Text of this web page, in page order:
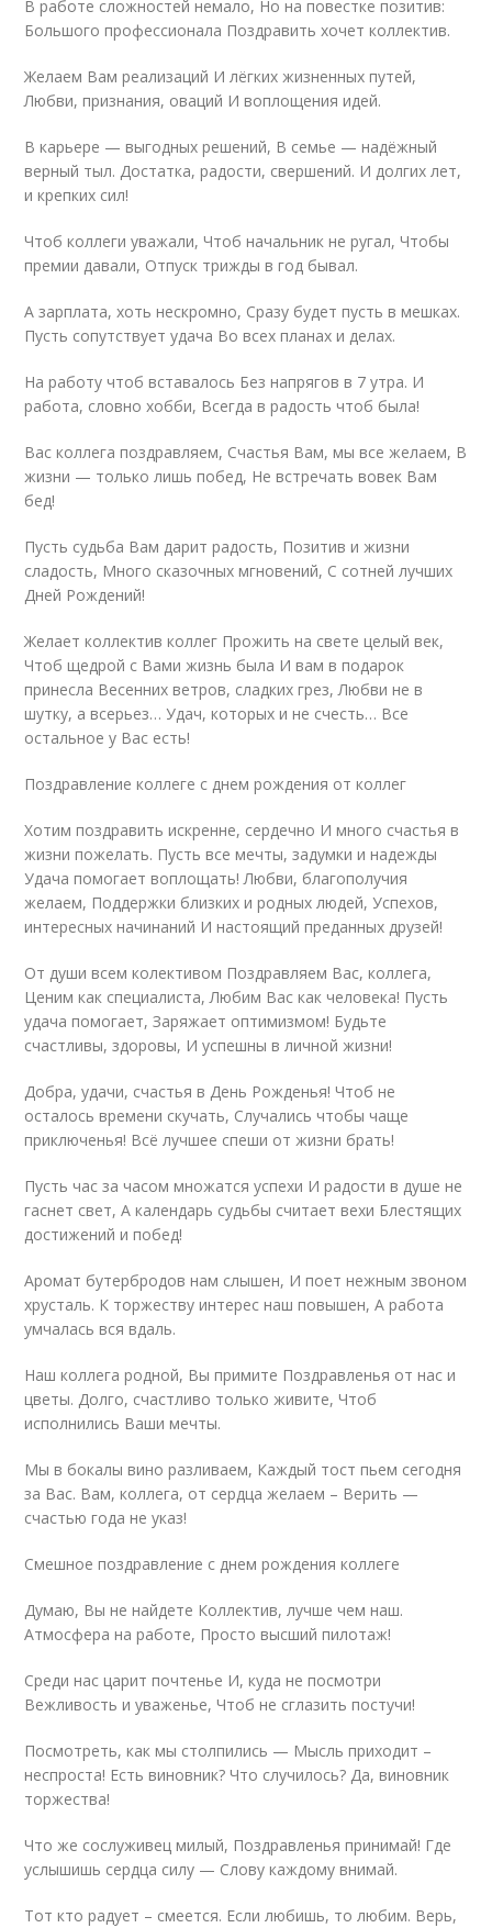
В работе сложностей немало, Но на повестке позитив:
Большого профессионала Поздравить хочет коллектив.
Желаем Вам реализаций И лёгких жизненных путей,
Любви, признания, оваций И воплощения идей.
В карьере — выгодных решений, В семье — надёжный
верный тыл. Достатка, радости, свершений. И долгих лет,
и крепких сил!
Чтоб коллеги уважали, Чтоб начальник не ругал, Чтобы
премии давали, Отпуск трижды в год бывал.
А зарплата, хоть нескромно, Сразу будет пусть в мешках.
Пусть сопутствует удача Во всех планах и делах.
На работу чтоб вставалось Без напрягов в 7 утра. И
работа, словно хобби, Всегда в радость чтоб была!
Вас коллега поздравляем, Счастья Вам, мы все желаем, В
жизни — только лишь побед, Не встречать вовек Вам
бед!
Пусть судьба Вам дарит радость, Позитив и жизни
сладость, Много сказочных мгновений, С сотней лучших
Дней Рождений!
Желает коллектив коллег Прожить на свете целый век,
Чтоб щедрой с Вами жизнь была И вам в подарок
принесла Весенних ветров, сладких грез, Любви не в
шутку, а всерьез… Удач, которых и не счесть… Все
остальное у Вас есть!
Поздравление коллеге с днем рождения от коллег
Хотим поздравить искренне, сердечно И много счастья в
жизни пожелать. Пусть все мечты, задумки и надежды
Удача помогает воплощать! Любви, благополучия
желаем, Поддержки близких и родных людей, Успехов,
интересных начинаний И настоящий преданных друзей!
От души всем колективом Поздравляем Вас, коллега,
Ценим как специалиста, Любим Вас как человека! Пусть
удача помогает, Заряжает оптимизмом! Будьте
счастливы, здоровы, И успешны в личной жизни!
Добра, удачи, счастья в День Рожденья! Чтоб не
осталось времени скучать, Случались чтобы чаще
приключенья! Всё лучшее спеши от жизни брать!
Пусть час за часом множатся успехи И радости в душе не
гаснет свет, А календарь судьбы считает вехи Блестящих
достижений и побед!
Аромат бутербродов нам слышен, И поет нежным звоном
хрусталь. К торжеству интерес наш повышен, А работа
умчалась вся вдаль.
Наш коллега родной, Вы примите Поздравленья от нас и
цветы. Долго, счастливо только живите, Чтоб
исполнились Ваши мечты.
Мы в бокалы вино разливаем, Каждый тост пьем сегодня
за Вас. Вам, коллега, от сердца желаем – Верить —
счастью года не указ!
Смешное поздравление с днем рождения коллеге
Думаю, Вы не найдете Коллектив, лучше чем наш.
Атмосфера на работе, Просто высший пилотаж!
Среди нас царит почтенье И, куда не посмотри
Вежливость и уваженье, Чтоб не сглазить постучи!
Посмотреть, как мы столпились — Мысль приходит –
неспроста! Есть виновник? Что случилось? Да, виновник
торжества!
Что же сослуживец милый, Поздравленья принимай! Где
услышишь сердца силу — Слову каждому внимай.
Тот кто радует – смеется. Если любишь, то любим. Верь,